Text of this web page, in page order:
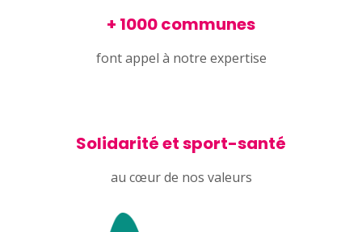
+ 1000 communes
font appel à notre expertise
Solidarité et sport-santé
au cœur de nos valeurs